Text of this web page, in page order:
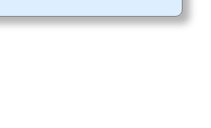
、半分がフリースコースで、残り半分が遊泳コース